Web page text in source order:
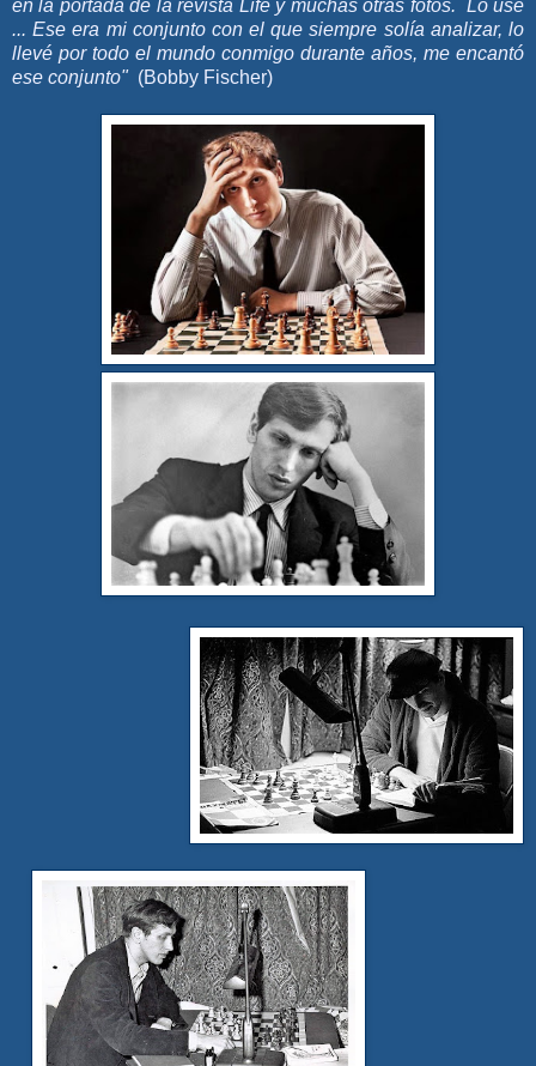
en la portada de la revista Life y muchas otras fotos. Lo usé
... Ese era mi conjunto con el que siempre solía analizar, lo
llevé por todo el mundo conmigo durante años, me encantó
ese conjunto" (Bobby Fischer)